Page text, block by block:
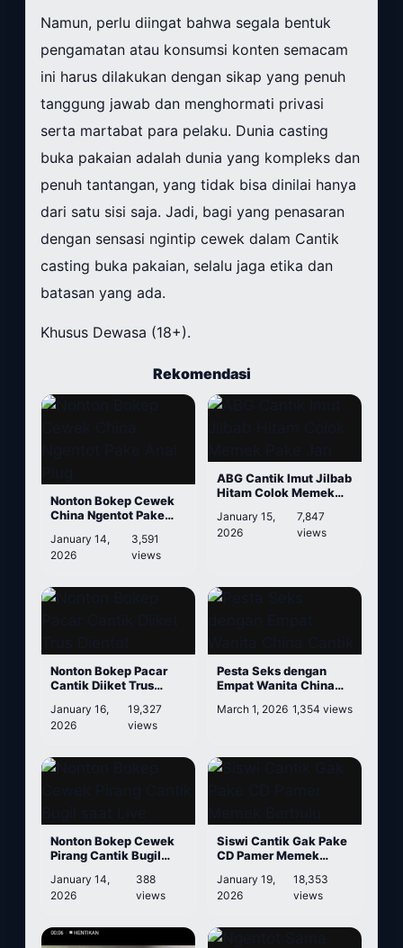
Namun, perlu diingat bahwa segala bentuk
pengamatan atau konsumsi konten semacam
ini harus dilakukan dengan sikap yang penuh
tanggung jawab dan menghormati privasi
serta martabat para pelaku. Dunia casting
buka pakaian adalah dunia yang kompleks dan
penuh tantangan, yang tidak bisa dinilai hanya
dari satu sisi saja. Jadi, bagi yang penasaran
dengan sensasi ngintip cewek dalam Cantik
casting buka pakaian, selalu jaga etika dan
batasan yang ada.
Khusus Dewasa (18+).
Rekomendasi
Nonton Bokep Cewek
China Ngentot Pake
January 14,
2026
3,591
views
ABG Cantik Imut Jilbab
Hitam Colok Memek
January 15,
2026
7,847
views
Nonton Bokep Pacar
Cantik Diiket Trus
January 16,
2026
19,327
views
Pesta Seks dengan
Empat Wanita China
March 1, 2026 1,354 views
Nonton Bokep Cewek
Pirang Cantik Bugil
January 14,
2026
388
views
Siswi Cantik Gak Pake
CD Pamer Memek
January 19,
2026
18,353
views